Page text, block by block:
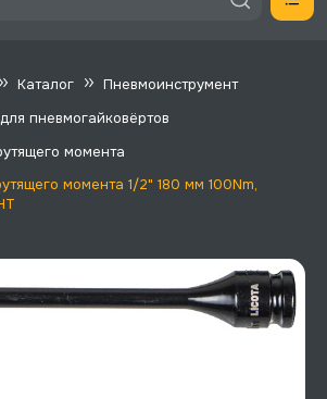
Каталог
Пневмоинструмент
пневмогайковёртов
момента
момента 1/2" 180 мм 100Nm,